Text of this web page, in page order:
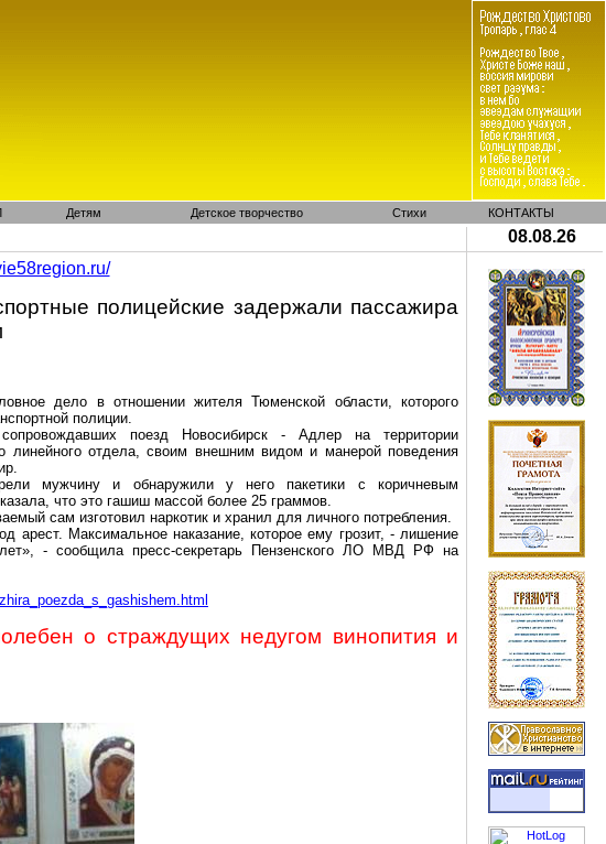
Детям Детское творчество Стихи КОНТАКТЫ
08.08.26
полицейские задержали пассажира
дело в отношении жителя Тюменской области, которого
полиции.
поезд Новосибирск - Адлер на территории
линейного отдела, своим внешним видом и манерой поведения
мужчину и обнаружили у него пакетики с коричневым
что это гашиш массой более 25 граммов.
сам изготовил наркотик и хранил для личного потребления.
арест. Максимальное наказание, которое ему грозит, - лишение
- сообщила пресс-секретарь Пензенского ЛО МВД РФ на
о страждущих недугом винопития и